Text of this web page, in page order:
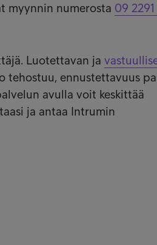
myynnin numerosta 09
Luotettavan ja
tehostuu, ennustettavuus
avulla voit keskittää
ja antaa Intrumin